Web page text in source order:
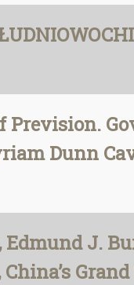
Prevision.
Dunn
J.